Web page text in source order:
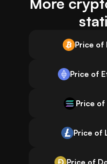
Price of
Price of
Price of
Price of
Price of